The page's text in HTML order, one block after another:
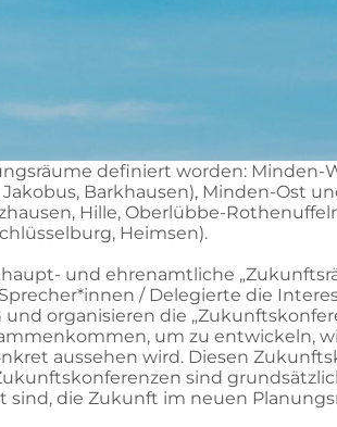
definiert worden: Minden-
Barkhausen), Minden-Ost
Hille, Oberlübbe-
Heimsen).
und ehrenamtliche
/ Delegierte die
organisieren die
um zu entwickeln,
aussehen wird. Diesen
sind
sind, die Zukunft im neuen